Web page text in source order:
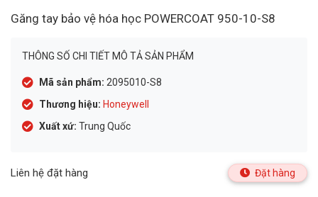
Găng tay bảo vệ hóa học POWERCOAT 950-10-S8
THÔNG SỐ CHI TIẾT MÔ TẢ SẢN PHẨM
Mã sản phẩm: 2095010-S8
Thương hiệu: Honeywell
Xuất xứ: Trung Quốc
Liên hệ đặt hàng Đặt hàng